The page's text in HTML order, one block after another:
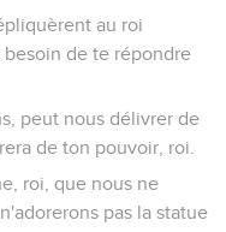
au roi
besoin de te répondre
peut nous délivrer de
de ton pouvoir, roi.
roi, que nous ne
pas la statue